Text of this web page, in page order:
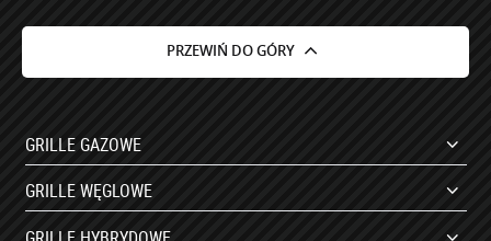
PRZEWIŃ DO GÓRY
GRILLE GAZOWE
GRILLE WĘGLOWE